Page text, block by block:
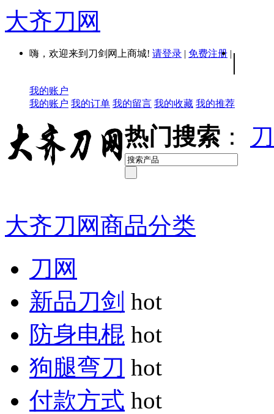
大齐刀网
嗨，欢迎来到刀剑网上商城! 请登录 | 免费注册 | |
我的账户
我的账户 我的订单 我的留言 我的收藏 我的推荐
热门搜索 ：
大齐刀网商品分类
刀网
新品刀剑 hot
防身电棍 hot
狗腿弯刀 hot
付款方式 hot